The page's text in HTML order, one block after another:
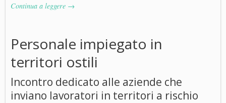
Continua a leggere →
Personale impiegato in
territori ostili
Incontro dedicato alle aziende che
inviano lavoratori in territori a rischio